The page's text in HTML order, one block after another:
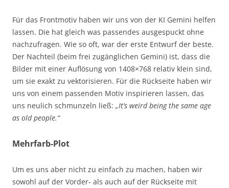
Für das Frontmotiv haben wir uns von der KI Gemini helfen
lassen. Die hat gleich was passendes ausgespuckt ohne
nachzufragen. Wie so oft, war der erste Entwurf der beste.
Der Nachteil (beim frei zugänglichen Gemini) ist, dass die
Bilder mit einer Auflösung von 1408×768 relativ klein sind,
um sie exakt zu vektorisieren. Für die Rückseite haben wir
uns von einem passenden Motiv inspirieren lassen, das
uns neulich schmunzeln ließ: „It’s weird being the same age
as old people.“
Mehrfarb-Plot
Um es uns aber nicht zu einfach zu machen, haben wir
sowohl auf der Vorder- als auch auf der Rückseite mit